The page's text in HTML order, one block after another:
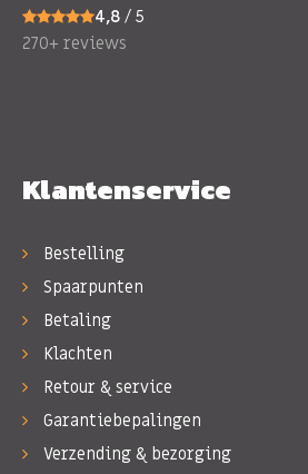
4,8 / 5
270+ reviews
Klantenservice
Bestelling
Spaarpunten
Betaling
Klachten
Retour & service
Garantiebepalingen
Verzending & bezorging